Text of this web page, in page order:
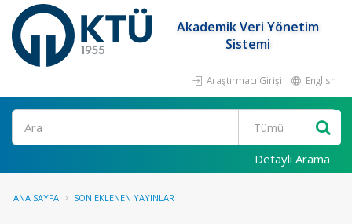
Akademik Veri Yönetim
Sistemi
Araştırmacı Girişi English
Ara
Detaylı Arama
ANA SAYFA SON EKLENEN YAYINLAR